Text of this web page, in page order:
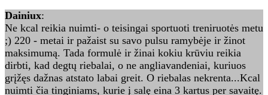
Dainiux:
Ne kcal reikia nuimti- o teisingai sportuoti treniruotės metu
;) 220 - metai ir pažaist su savo pulsu ramybėje ir žinot
maksimumą. Tada formulė ir žinai kokiu krūviu reikia
dirbti, kad degtų riebalai, o ne angliavandeniai, kuriuos
grįžęs dažnas atstato labai greit. O riebalas nekrenta...Kcal
nuimti čia tinginiams, kurie į salę eina 3 kartus per savaitę.